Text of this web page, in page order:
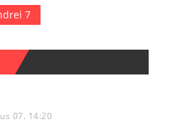
7
07. 14:20